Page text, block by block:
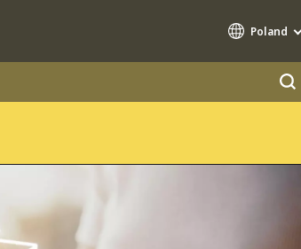
Poland
AIR QUALITY
ENGINEERING & CONSULTING